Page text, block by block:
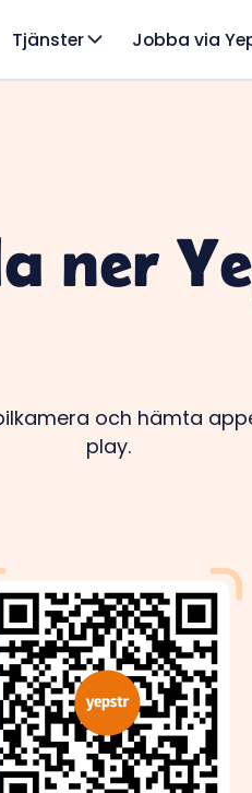
Tjänster Jobba via
ner
och hämta
play.